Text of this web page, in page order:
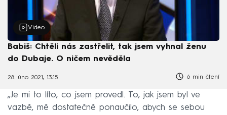
Video
Babiš: Chtěli nás zastřelit, tak jsem vyhnal ženu
do Dubaje. O ničem nevěděla
28. úno 2021, 13:15 6 min čtení
„Je mi to líto, co jsem provedl. To, jak jsem byl ve
vazbě, mě dostatečně ponaučilo, abych se sebou